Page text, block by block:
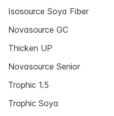
Isosource Soya Fiber
Novasource GC
Thicken UP
Novasource Senior
Trophic 1.5
Trophic Soya